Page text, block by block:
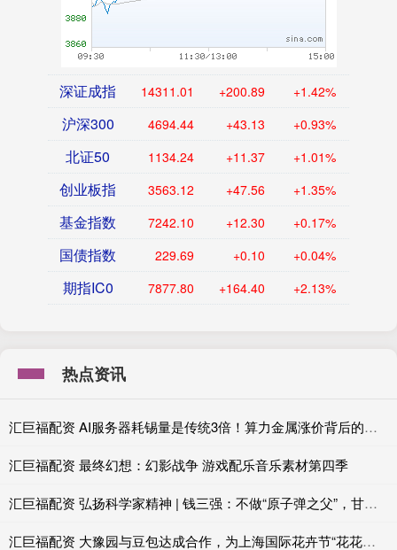
深证成指 14311.01 +200.89 +1.42%
沪深300 4694.44 +43.13 +0.93%
北证50 1134.24 +11.37 +1.01%
创业板指 3563.12 +47.56 +1.35%
基金指数 7242.10 +12.30 +0.17%
国债指数 229.69 +0.10 +0.04%
期指IC0 7877.80 +164.40 +2.13%
热点资讯
汇巨福配资 AI服务器耗锡量是传统3倍！算力金属涨价背后的真实供需账
汇巨福配资 最终幻想：幻影战争 游戏配乐音乐素材第四季
汇巨福配资 弘扬科学家精神 | 钱三强：不做“原子弹之父”，甘为“铺路石”
汇巨福配资 大豫园与豆包达成合作，为上海国际花卉节“花花大豫园”提供AI解说服务